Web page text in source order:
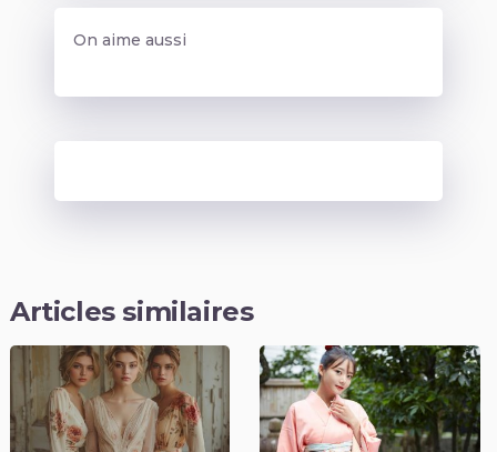
On aime aussi
Articles similaires